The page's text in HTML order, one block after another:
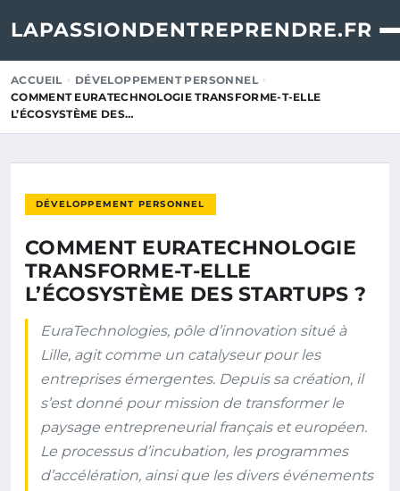
LAPASSIONDENTREPRENDRE.FR
ACCUEIL
DÉVELOPPEMENT PERSONNEL
COMMENT EURATECHNOLOGIE TRANSFORME-T-ELLE
L’ÉCOSYSTÈME DES…
DÉVELOPPEMENT PERSONNEL
COMMENT EURATECHNOLOGIE
TRANSFORME-T-ELLE
L’ÉCOSYSTÈME DES STARTUPS ?
EuraTechnologies, pôle d’innovation situé à
Lille, agit comme un catalyseur pour les
entreprises émergentes. Depuis sa création, il
s’est donné pour mission de transformer le
paysage entrepreneurial français et européen.
Le processus d’incubation, les programmes
d’accélération, ainsi que les divers événements